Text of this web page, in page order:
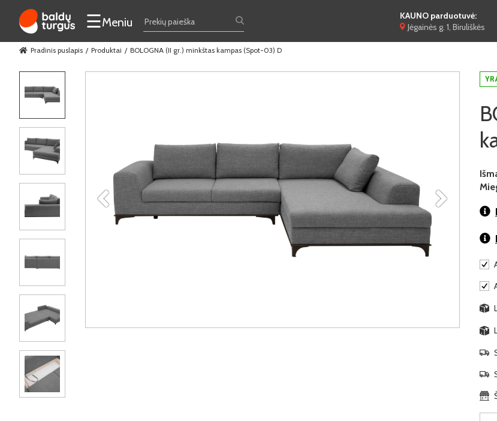
☰Meniu
KAUNO parduotuvė:
Jėgainės g. 1, Biruliškės
Pradinis puslapis Produktai BOLOGNA (II gr.) minkštas kampas (Spot-03) D